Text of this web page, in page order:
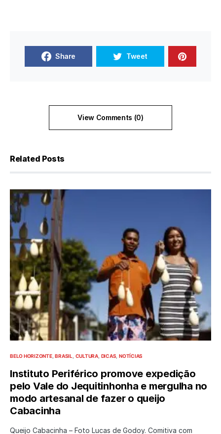
Share Tweet
View Comments (0)
Related Posts
BELO HORIZONTE BRASIL CULTURA DICAS NOTÍCIAS
Instituto Periférico promove expedição
pelo Vale do Jequitinhonha e mergulha no
modo artesanal de fazer o queijo
Cabacinha
Queijo Cabacinha – Foto Lucas de Godoy. Comitiva com